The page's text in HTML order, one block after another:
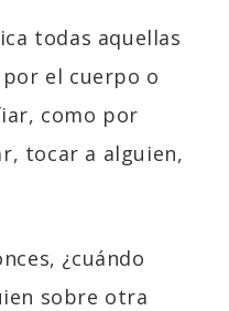
todas aquellas
el cuerpo o
como por
tocar a alguien,
¿cuándo
sobre otra